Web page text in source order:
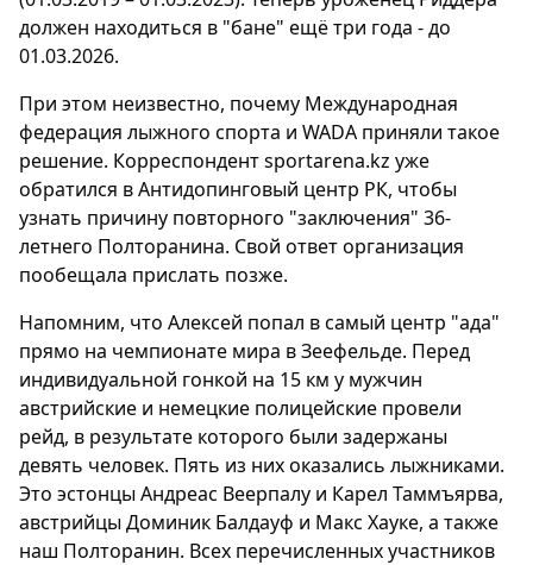
должен находиться в "бане" ещё три года - до
01.03.2026.
При этом неизвестно, почему Международная
федерация лыжного спорта и WADA приняли такое
решение. Корреспондент sportarena.kz уже
обратился в Антидопинговый центр РК, чтобы
узнать причину повторного "заключения" 36-
летнего Полторанина. Свой ответ организация
пообещала прислать позже.
Напомним, что Алексей попал в самый центр "ада"
прямо на чемпионате мира в Зеефельде. Перед
индивидуальной гонкой на 15 км у мужчин
австрийские и немецкие полицейские провели
рейд, в результате которого были задержаны
девять человек. Пять из них оказались лыжниками.
Это эстонцы Андреас Веерпалу и Карел Таммъярва,
австрийцы Доминик Балдауф и Макс Хауке, а также
наш Полторанин. Всех перечисленных участников